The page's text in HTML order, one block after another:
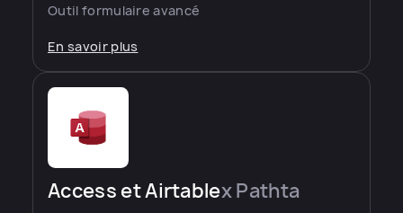
Outil formulaire avancé
En savoir plus
Access et Airtablex Pathta